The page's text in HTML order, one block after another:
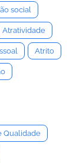
social
Atratividade
Atrito
Qualidade